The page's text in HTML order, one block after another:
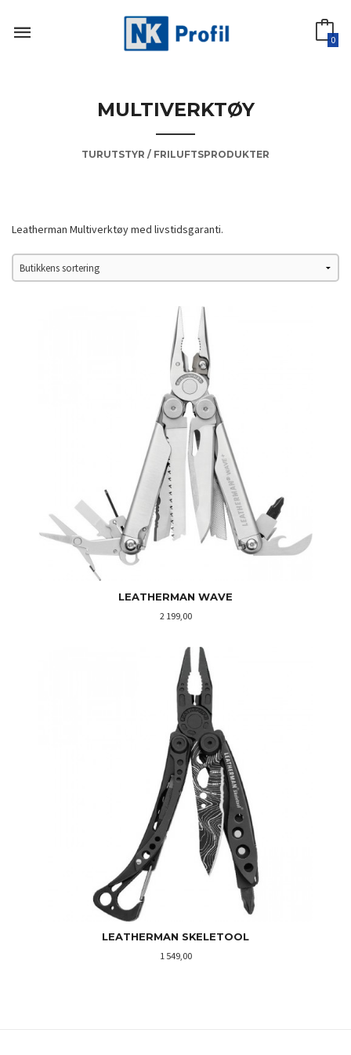
innholdet
0
MULTIVERKTØY
TURUTSTYR / FRILUFTSPRODUKTER
Leatherman Multiverktøy med livstidsgaranti.
LEATHERMAN WAVE
Pris
2 199,00
LEATHERMAN SKELETOOL
Pris
1 549,00